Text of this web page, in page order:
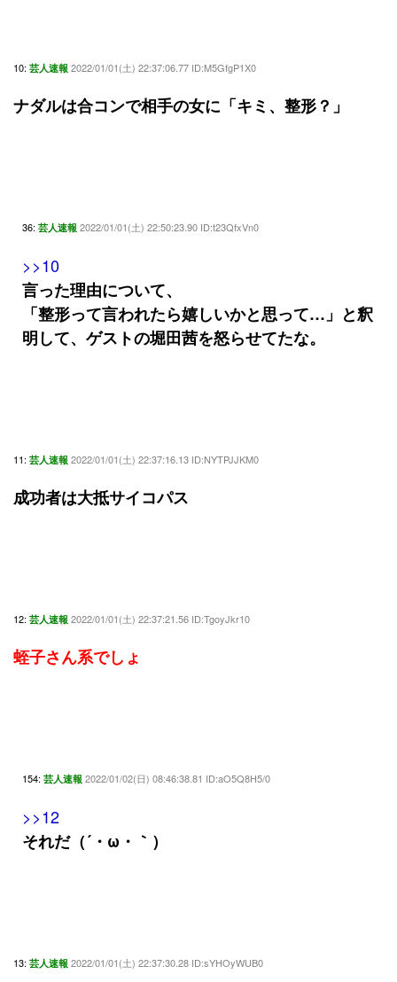
10: 芸人速報 2022/01/01(土) 22:37:06.77 ID:M5GfgP1X0
ナダルは合コンで相手の女に「キミ、整形？」
36: 芸人速報 2022/01/01(土) 22:50:23.90 ID:t23QfxVn0
>>10
言った理由について、
「整形って言われたら嬉しいかと思って…」と釈
明して、ゲストの堀田茜を怒らせてたな。
11: 芸人速報 2022/01/01(土) 22:37:16.13 ID:NYTPJJKM0
成功者は大抵サイコパス
12: 芸人速報 2022/01/01(土) 22:37:21.56 ID:TgoyJkr10
蛭子さん系でしょ
154: 芸人速報 2022/01/02(日) 08:46:38.81 ID:aO5Q8H5/0
>>12
それだ（´・ω・｀）
13: 芸人速報 2022/01/01(土) 22:37:30.28 ID:sYHOyWUB0